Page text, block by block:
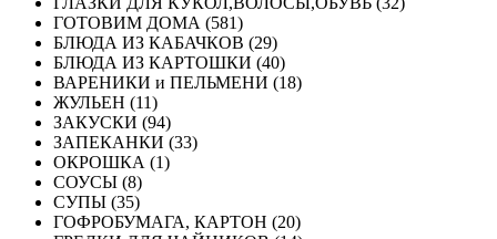
ГОТОВИМ ДОМА (581)
БЛЮДА ИЗ КАБАЧКОВ (29)
БЛЮДА ИЗ КАРТОШКИ (40)
ВАРЕНИКИ и ПЕЛЬМЕНИ (18)
ЖУЛЬЕН (11)
ЗАКУСКИ (94)
ЗАПЕКАНКИ (33)
ОКРОШКА (1)
СОУСЫ (8)
СУПЫ (35)
ГОФРОБУМАГА, КАРТОН (20)